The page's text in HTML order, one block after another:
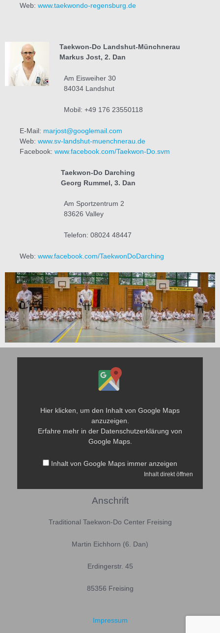
Web: www.taekwondo-regensburg.de
Taekwon-Do Landshut- Münchnerau
Markus Jost, 2. Dan
Am Eisweiher 30
84034 Landshut
Mobil: +49 176 23550118
E-Mail: marjost@googlemail.com
Web: www.sv-landshut-muenchnerau.de
Facebook: www.facebook.com/Taekwon-Do.svm
Taekwon-Do Darching
Georg Rummel, 3. Dan
Am Sportzentrum 2
83626 Valley
Telefon: 08024 48447
Web: www.facebook.com/TaekwonDoDarching
von
Google
Maps
Hier klicken, um den Inhalt von Google Maps
anzuzeigen.
Erfahre mehr in der Datenschutzerklärung von
Google Maps.
Inhalt von Google Maps immer anzeigen
Inhalt direkt öffnen
Anschrift
Traditional Taekwon-Do Center Freising
Martin Eichhorn (6. Dan)
Erdingerstr. 45
85356 Freising
Impressum